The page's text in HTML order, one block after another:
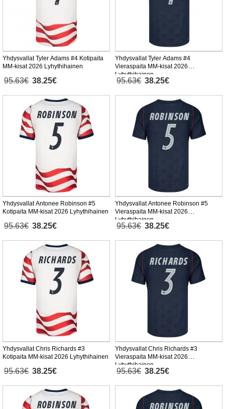
Yhdysvallat Tyler Adams #4 Kotipaita
MM-kisat 2026 Lyhythihainen
95.63€ 38.25€
Yhdysvallat Tyler Adams #4
Vieraspaita MM-kisat 2026
Lyhythihainen
95.63€ 38.25€
Yhdysvallat Antonee Robinson #5
Kotipaita MM-kisat 2026 Lyhythihainen
95.63€ 38.25€
Yhdysvallat Antonee Robinson #5
Vieraspaita MM-kisat 2026
Lyhythihainen
95.63€ 38.25€
Yhdysvallat Chris Richards #3
Kotipaita MM-kisat 2026 Lyhythihainen
95.63€ 38.25€
Yhdysvallat Chris Richards #3
Vieraspaita MM-kisat 2026
Lyhythihainen
95.63€ 38.25€